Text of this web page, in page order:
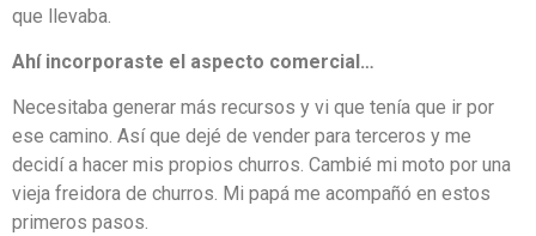
que llevaba.
Ahí incorporaste el aspecto comercial…
Necesitaba generar más recursos y vi que tenía que ir por
ese camino. Así que dejé de vender para terceros y me
decidí a hacer mis propios churros. Cambié mi moto por una
vieja freidora de churros. Mi papá me acompañó en estos
primeros pasos.